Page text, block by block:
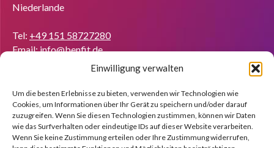
Einwilligung verwalten
Um die besten Erlebnisse zu bieten, verwenden wir Technologien wie
Cookies, um Informationen über Ihr Gerät zu speichern und/oder darauf
zuzugreifen. Wenn Sie diesen Technologien zustimmen, können wir Daten
wie das Surfverhalten oder eindeutige IDs auf dieser Website verarbeiten.
Wenn Sie keine Zustimmung erteilen oder Ihre Zustimmung widerrufen,
Niederlande
Tel: +49 151 58727280
Email:info@benfit.de
Coach werden?
Wir zeigen Ihnen anhand einer kostenlosen Demo gerne die
Möglichkeiten.